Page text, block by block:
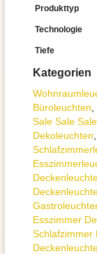
Kategorien
Büroleuchten
Sale Sale Sale
Dekoleuchten
Esszimmer
Schlafzimmer
Produkttyp
Technologie
Tiefe